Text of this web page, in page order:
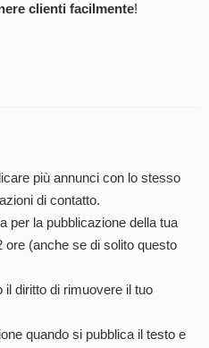
clienti facilmente!
più annunci con lo stesso
di contatto.
per la pubblicazione della tua
ore (anche se di solito questo
diritto di rimuovere il tuo
quando si pubblica il testo e